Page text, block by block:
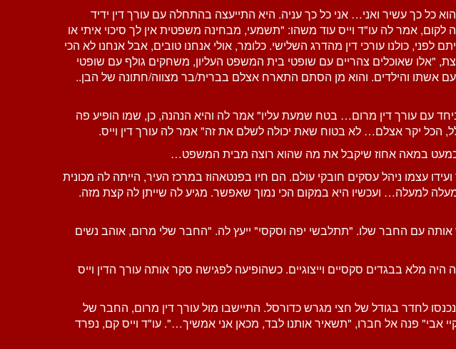
כל כך עשיר ואני… אני כל כך עניה. היא התייעצה בהתחלה עם עורך דין ידיד
אמר לה עו"ד וייס עוד משהו: "תשמעי, מבחינה משפטית אין לך סיכוי איתי או
כולנו עורכי דין מהדרג השלישי. כלומר, אולי אנחנו טובים, אבל אנחנו לא הכי
שאוכלים צהריים עם שופטי בית המשפט העליון, משחקים גולף עם שופטי
אשתו והילדים. והוא מן הסתם התארח אצלם בברית/בר מצווה/חתונה של הבן..
עם עורך דין מרום… בטח שמעת עליו" אמר לה והיא הנהנה, כן, שמו הופיע פה
הכל יקר אצלם… לא בטוח שאת יכולה לשלם את זה" אמר לה עורך דין וייס.
כמעט במאה אחוז שיקבל את מה שהוא רוצה מבית המשפט…
עצמו ניהל עסקים חובקי עולם. הם חיו בפנטאהוז במרכז העיר, הייתה לה מכונית
למעלה… ועכשיו היא במקום הכי נמוך שאפשר. מגיע לה שייתן לה קצת מזה.
עם החבר שלו. "תתלבשי יפה וסקסי" ייעץ לה. "החבר שלי מרום, אוהב נשים
מלא בבגדים סקסיים וייצוגיים. כשהופיעה לפגישה סקר אותה עורך הדין וייס
לחדר בגודל של חצי מגרש כדורסל. התיישבו מול עורך דין מרום, החבר של
אבי" פנה אל חברו, "תשאיר אותנו לבד, מכאן אני אמשיך…". עו"ד וייס קם, נפרד